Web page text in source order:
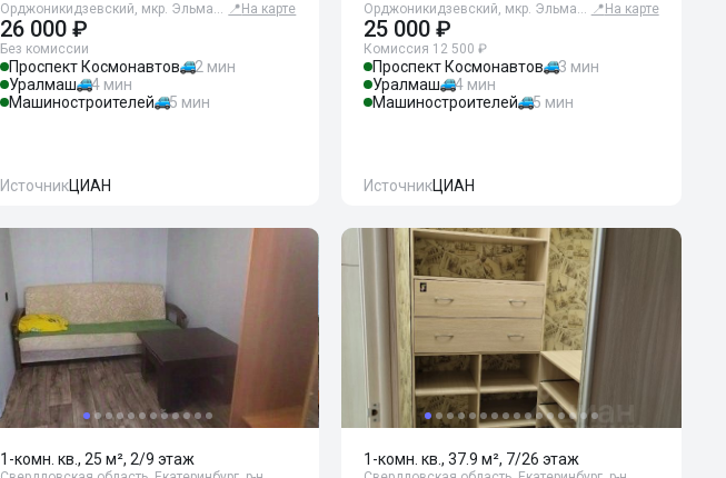
Орджоникидзевский, мкр. Эльма… 📍 На карте
26 000 ₽
Без комиссии
Проспект Космонавтов
2 мин
Уралмаш
4 мин
Машиностроителей
5 мин
ИсточникЦИАН
Орджоникидзевский, мкр. Эльма… 📍 На карте
25 000 ₽
Комиссия 12 500 ₽
Проспект Космонавтов
3 мин
Уралмаш
4 мин
Машиностроителей
5 мин
ИсточникЦИАН
1-комн. кв., 25 м², 2/9 этаж 1-комн. кв., 37.9 м², 7/26 этаж